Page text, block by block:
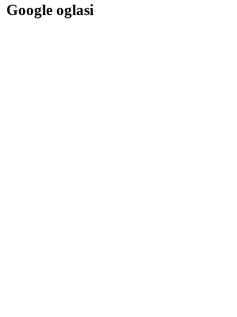
Google oglasi